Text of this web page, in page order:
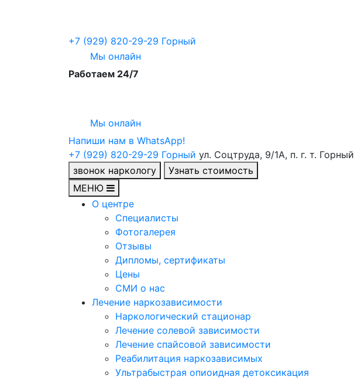
+7 (929) 820-29-29 Горный
Мы онлайн
Работаем 24/7
Мы онлайн
Напиши нам в WhatsApp!
+7 (929) 820-29-29 Горный ул. Соцтруда, 9/1А, п. г. т. Горный
звонок наркологу
Узнать стоимость
МЕНЮ
О центре
Специалисты
Фотогалерея
Отзывы
Дипломы, сертификаты
Цены
СМИ о нас
Лечение наркозависимости
Наркологический стационар
Лечение солевой зависимости
Лечение спайсовой зависимости
Реабилитация наркозависимых
Ультрабыстрая опиоидная детоксикация